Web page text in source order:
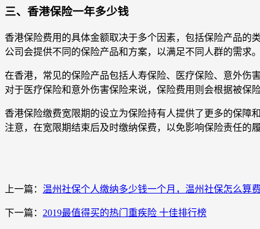
三、香港保险一年多少钱
香港保险费用的具体金额取决于多个因素，包括保险产品的
公司会提供不同的保险产品和方案，以满足不同人群的需求。
在香港，常见的保险产品包括人寿保险、医疗保险、意外伤
对于医疗保险和意外伤害保险来说，保险费用则会根据被保
香港保险缴费宽限期的设立为保险持有人提供了更多的保障
注意，在宽限期结束后及时缴纳保费，以免影响保险责任的履
上一篇： 温州社保个人缴纳多少钱一个月，温州社保怎么算
下一篇： 2019最值得买的热门重疾险 十佳排行榜